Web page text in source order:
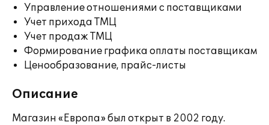
Управление отношениями с поставщиками
Учет прихода ТМЦ
Учет продаж ТМЦ
Формирование графика оплаты поставщикам
Ценообразование, прайс-листы
Описание
Магазин «Европа» был открыт в 2002 году.